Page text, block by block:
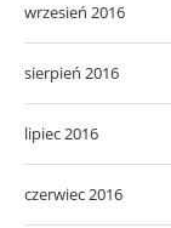
wrzesień 2016
sierpień 2016
lipiec 2016
czerwiec 2016